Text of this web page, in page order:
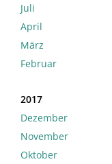
Juli
April
März
Februar
2017
Dezember
November
Oktober